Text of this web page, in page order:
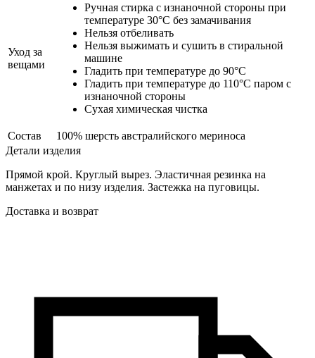
Уход за
вещами
Ручная стирка с изнаночной стороны при
температуре 30°C без замачивания
Нельзя отбеливать
Нельзя выжимать и сушить в стиральной
машине
Гладить при температуре до 90°C
Гладить при температуре до 110°C паром с
изнаночной стороны
Сухая химическая чистка
Состав
100% шерсть австралийского мериноса
Детали изделия
Прямой крой. Круглый вырез. Эластичная резинка на
манжетах и по низу изделия. Застежка на пуговицы.
Доставка и возврат